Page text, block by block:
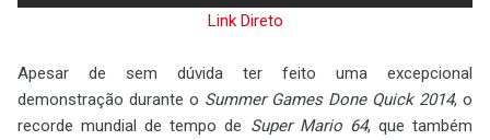
Link Direto
Apesar de sem dúvida ter feito uma excepcional
demonstração durante o Summer Games Done Quick 2014, o
recorde mundial de tempo de Super Mario 64, que também